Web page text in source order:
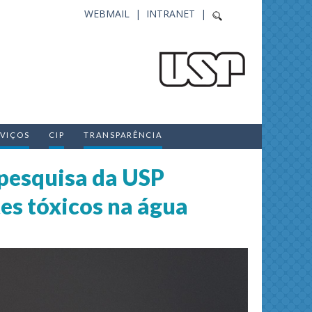
INTRANET |
WEBMAIL |
CIP TRANSPARÊNCIA
da USP
tóxicos na água